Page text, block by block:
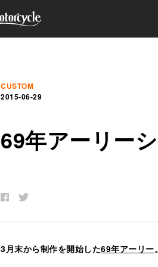
CUSTOM
2015-06-29
69年アーリ ーシ
3月末から制作を開始した69年アーリー。